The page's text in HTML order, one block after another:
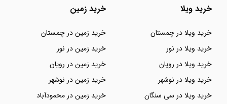
خرید ویلا
خرید ویلا در چمستان
خرید ویلا در نور
خرید ویلا در رویان
خرید ویلا در نوشهر
خرید ویلا در سی سنگان
خرید زمین
خرید زمین در چمستان
خرید زمین در نور
خرید زمین در رویان
خرید زمین در نوشهر
خرید زمین در محمودآباد